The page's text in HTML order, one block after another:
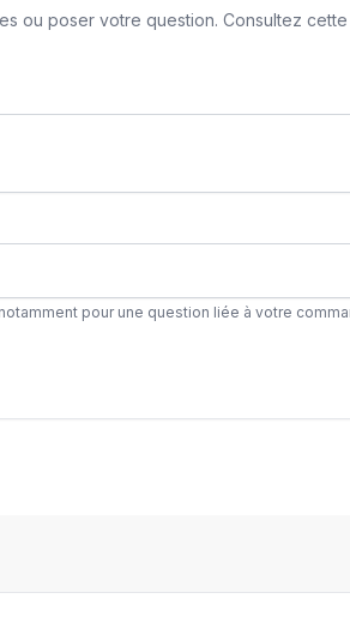
ou poser votre question. Consultez
pour une question liée à votre